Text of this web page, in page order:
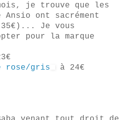
je trouve que les
ont sacrément
35€)... Je vous
pour la marque
rose/gris à 24€